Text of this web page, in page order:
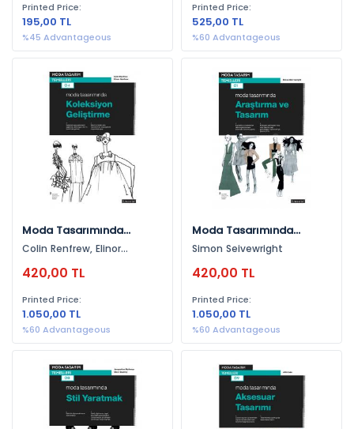
Printed Price:
195,00 TL
%45 Advantageous
Printed Price:
525,00 TL
%60 Advantageous
Moda Tasarımında
Koleksiyon Geliştirme
Colin Renfrew, Elinor
420,00 TL
Printed Price:
1.050,00 TL
%60 Advantageous
Moda Tasarımında
Araştırma Ve Tasarım
Simon Seivewright
420,00 TL
Printed Price:
1.050,00 TL
%60 Advantageous